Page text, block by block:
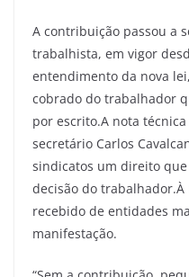
A contribuição passou a
trabalhista, em vigor
entendimento da nova
cobrado do trabalhador
por escrito.A nota
secretário Carlos
sindicatos um direito
decisão do trabalhador.À
recebido de entidades
manifestação.